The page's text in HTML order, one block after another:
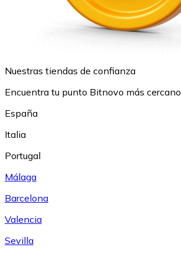
Nuestras tiendas de confianza
Encuentra tu punto Bitnovo más cercano
España
Italia
Portugal
Málaga
Barcelona
Valencia
Sevilla